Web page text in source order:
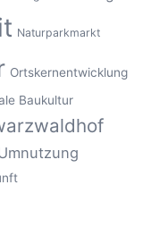
Naturparkmarkt
Ortskernentwicklung
Baukultur